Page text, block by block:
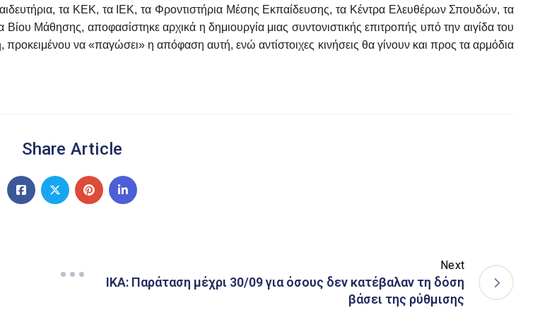
τα ΚΕΚ, τα ΙΕΚ, τα Φροντιστήρια Μέσης Εκπαίδευσης, τα Κέντρα Ελευθέρων Σπουδών, τα
Μάθησης, αποφασίστηκε αρχικά η δημιουργία μιας συντονιστικής επιτροπής υπό την αιγίδα του
να «παγώσει» η απόφαση αυτή, ενώ αντίστοιχες κινήσεις θα γίνουν και προς τα αρμόδια
Share Article
Next
ΙΚΑ: Παράταση μέχρι 30/09 για όσους δεν κατέβαλαν τη δόση
βάσει της ρύθμισης